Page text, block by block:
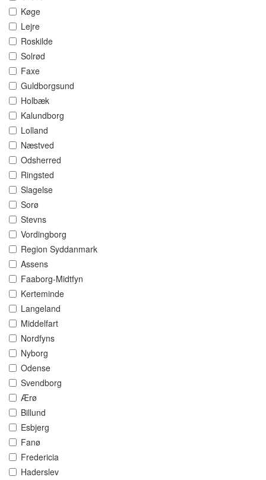
Køge
Lejre
Roskilde
Solrød
Faxe
Guldborgsund
Holbæk
Kalundborg
Lolland
Næstved
Odsherred
Ringsted
Slagelse
Sorø
Stevns
Vordingborg
Region Syddanmark
Assens
Faaborg-Midtfyn
Kerteminde
Langeland
Middelfart
Nordfyns
Nyborg
Odense
Svendborg
Ærø
Billund
Esbjerg
Fanø
Fredericia
Haderslev